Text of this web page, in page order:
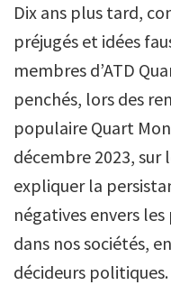
Dix ans plus tard,
préjugés et idées
membres d’ATD
penchés, lors des
populaire Quart
décembre 2023, sur
expliquer la
négatives envers
dans nos sociétés,
décideurs politiques.